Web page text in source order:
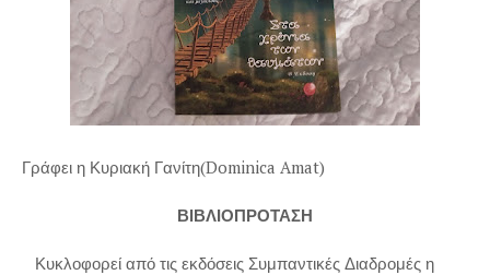
Γράφει η Κυριακή Γανίτη(Dominica Amat)
ΒΙΒΛΙΟΠΡΟΤΑΣΗ
Κυκλοφορεί από τις εκδόσεις Συμπαντικές Διαδρομές η